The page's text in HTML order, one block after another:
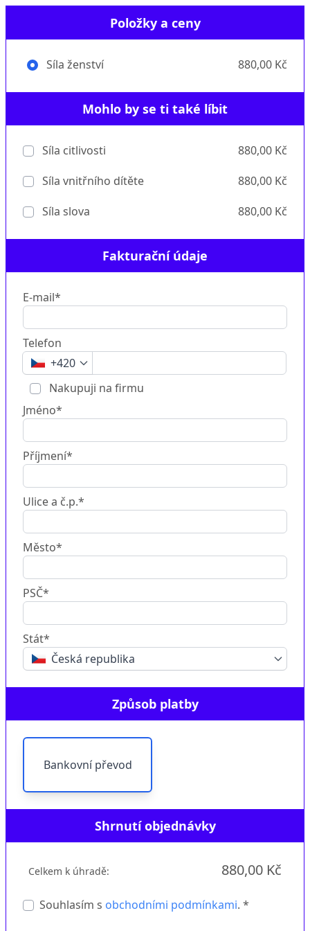
Položky a ceny
Síla ženství 880,00 Kč
Mohlo by se ti také líbit
Síla citlivosti
880,00 Kč
Síla vnitřního dítěte
880,00 Kč
Síla slova
880,00 Kč
Fakturační údaje
E-mail*
Telefon
+420
Nakupuji na firmu
Jméno*
Příjmení*
Ulice a č.p.*
Město*
PSČ*
Stát*
Česká republika
Způsob platby
Bankovní převod
Shrnutí objednávky
Celkem k úhradě: 880,00 Kč
Souhlasím s obchodními podmínkami. *